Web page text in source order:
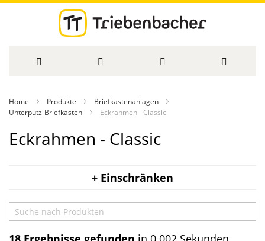
zum
Inhalt
Home Produkte
Briefkastenanlagen
Unterputz-Briefkasten
Eckrahmen - Classic
Eckrahmen - Classic
+ Einschränken